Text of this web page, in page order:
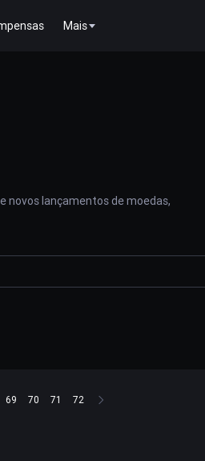
Mais
novos lançamentos de moedas,
69 70 71 72